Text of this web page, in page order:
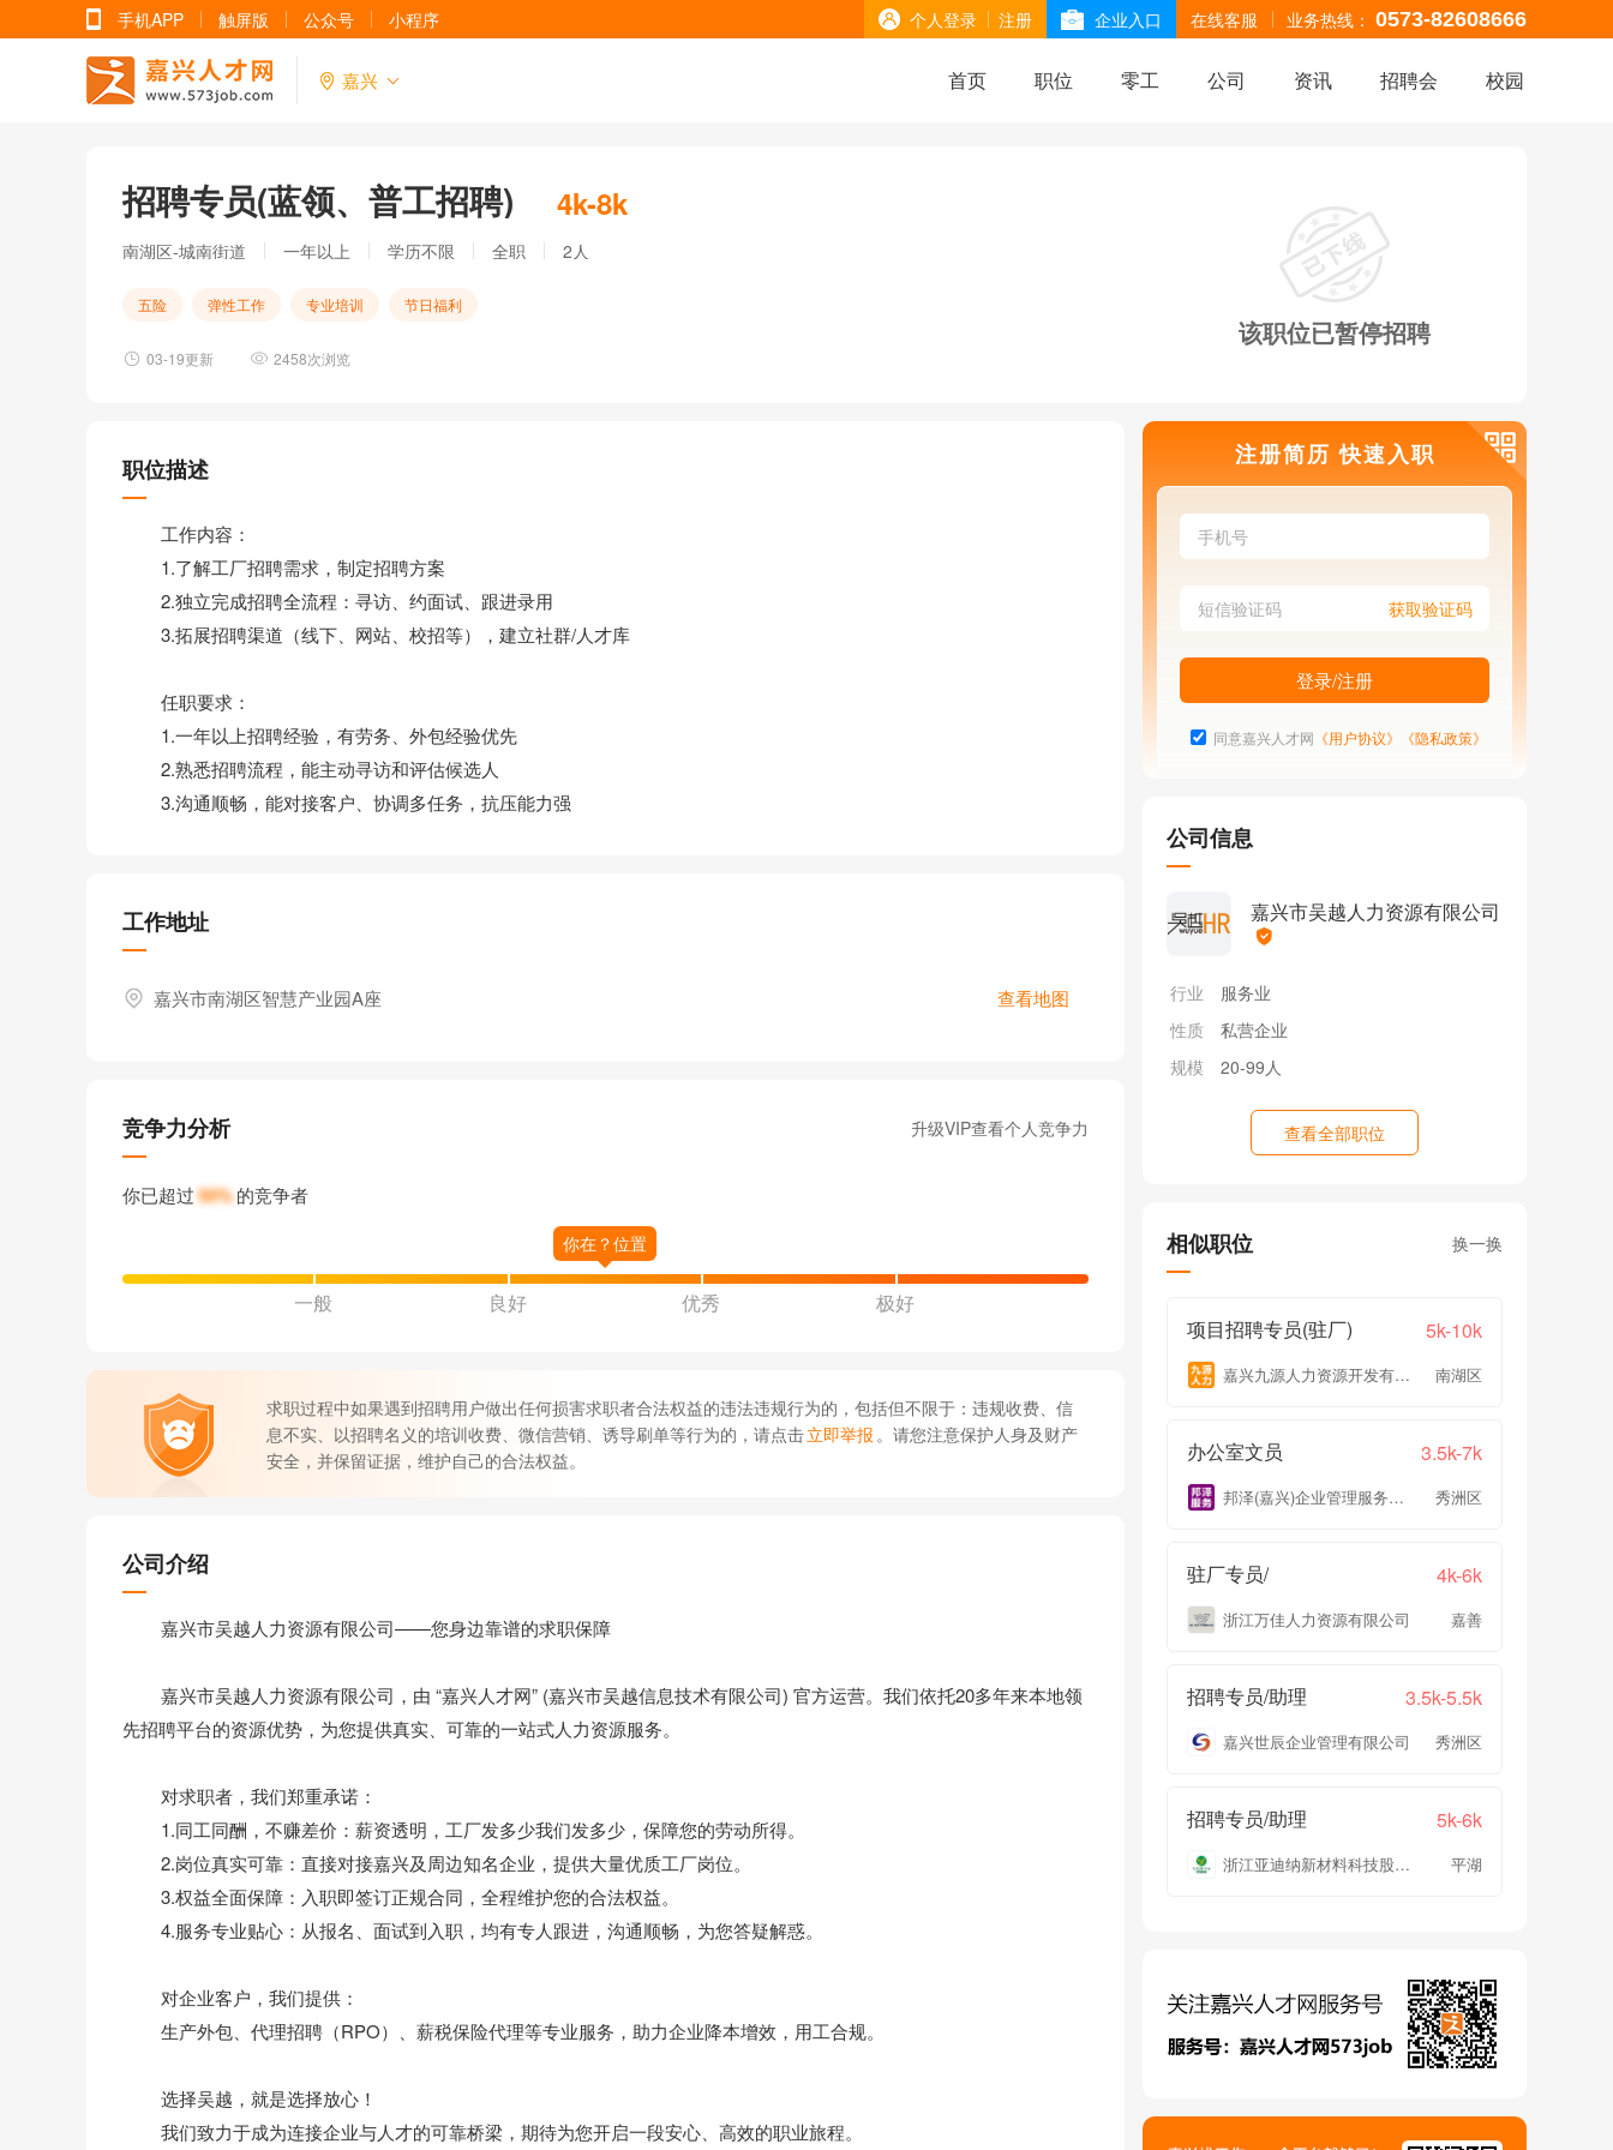
在线客服 业务热线： 0573-82608666
个人登录 注册 企业入口
手机APP 触屏版 公众号 小程序
嘉兴 首页 职位 零工 公司 资讯 招聘会 校园
招聘专员(蓝领、普工招聘) 4k-8k
南湖区-城南街道 一年以上 学历不限 全职 2人
五险 弹性工作 专业培训 节日福利
03-19更新 2458次浏览
该职位已暂停招聘
职位描述
工作内容：
1.了解工厂招聘需求，制定招聘方案
2.独立完成招聘全流程：寻访、约面试、跟进录用
3.拓展招聘渠道（线下、网站、校招等），建立社群/人才库
任职要求：
1.一年以上招聘经验，有劳务、外包经验优先
2.熟悉招聘流程，能主动寻访和评估候选人
3.沟通顺畅，能对接客户、协调多任务，抗压能力强
工作地址
嘉兴市南湖区智慧产业园A座 查看地图
竞争力分析 升级VIP查看个人竞争力
你已超过50%的竞争者
一般 良好 优秀 极好
求职过程中如果遇到招聘用户做出任何损害求职者合法权益的违法违规行为的，包括但不限于：违规收费、信
息不实、以招聘名义的培训收费、微信营销、诱导刷单等行为的，请点击立即举报 。请您注意保护人身及财产
安全，并保留证据，维护自己的合法权益。
公司介绍
嘉兴市吴越人力资源有限公司——您身边靠谱的求职保障
嘉兴市吴越人力资源有限公司，由 “嘉兴人才网” (嘉兴市吴越信息技术有限公司) 官方运营。我们依托20多年来本地领
先招聘平台的资源优势，为您提供真实、可靠的一站式人力资源服务。
对求职者，我们郑重承诺：
1.同工同酬，不赚差价：薪资透明，工厂发多少我们发多少，保障您的劳动所得。
2.岗位真实可靠：直接对接嘉兴及周边知名企业，提供大量优质工厂岗位。
3.权益全面保障：入职即签订正规合同，全程维护您的合法权益。
4.服务专业贴心：从报名、面试到入职，均有专人跟进，沟通顺畅，为您答疑解惑。
对企业客户，我们提供：
生产外包、代理招聘（RPO）、薪税保险代理等专业服务，助力企业降本增效，用工合规。
选择吴越，就是选择放心！
我们致力于成为连接企业与人才的可靠桥梁，期待为您开启一段安心、高效的职业旅程。
注册简历 快速入职
同意嘉兴人才网 《用户协议》 《隐私政策》
公司信息
嘉兴市吴越人力资源有限公司
行业
服务业
性质
私营企业
规模
20-99人
查看全部职位
相似职位 换一换
项目招聘专员(驻厂) 5k-10k
嘉兴九源人力资源开发有限公司 南湖区
办公室文员 3.5k-7k
邦泽(嘉兴)企业管理服务有限公司 秀洲区
驻厂专员/ 4k-6k
浙江万佳人力资源有限公司 嘉善
招聘专员/助理 3.5k-5.5k
嘉兴世辰企业管理有限公司 秀洲区
招聘专员/助理 5k-6k
浙江亚迪纳新材料科技股份有限公司 平湖